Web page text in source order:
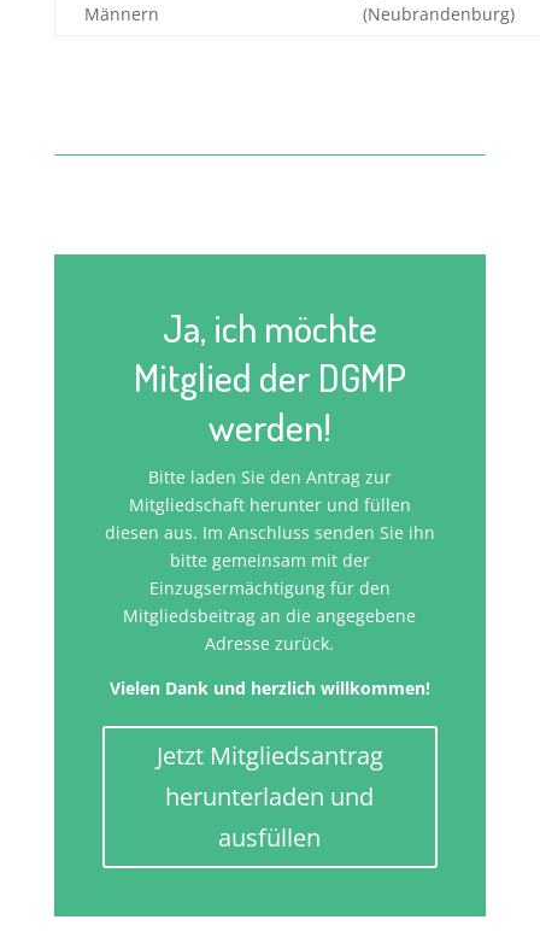
Männern
(Neubrandenburg)
Ja, ich möchte
Mitglied der DGMP
werden!
Bitte laden Sie den Antrag zur
Mitgliedschaft herunter und füllen
diesen aus. Im Anschluss senden Sie ihn
bitte gemeinsam mit der
Einzugsermächtigung für den
Mitgliedsbeitrag an die angegebene
Adresse zurück.
Vielen Dank und herzlich willkommen!
Jetzt Mitgliedsantrag
herunterladen und
ausfüllen